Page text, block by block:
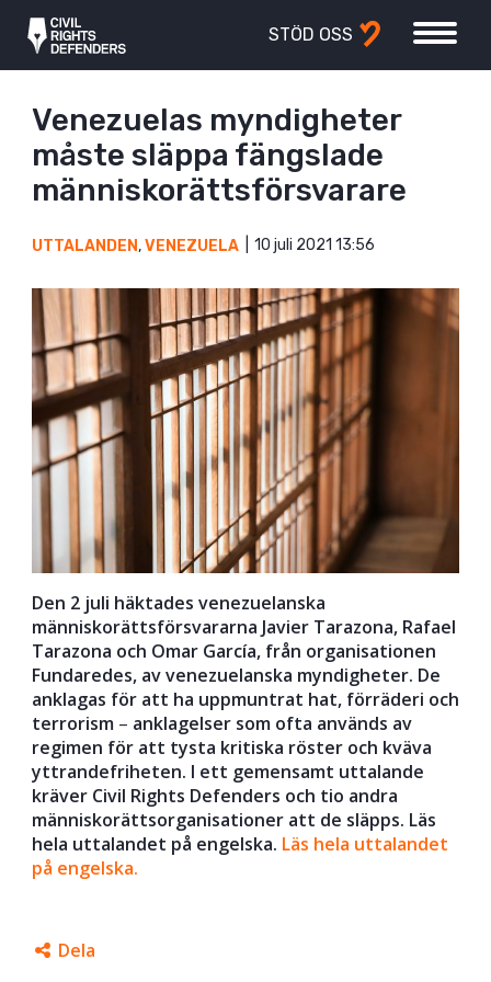
STÖD OSS
Venezuelas myndigheter
måste släppa fängslade
människorättsförsvarare
UTTALANDEN,VENEZUELA 10 juli 2021 13:56
Den 2 juli häktades venezuelanska
människorättsförsvararna Javier Tarazona, Rafael
Tarazona och Omar García, från organisationen
Fundaredes, av venezuelanska myndigheter. De
anklagas för att ha uppmuntrat hat, förräderi och
terrorism – anklagelser som ofta används av
regimen för att tysta kritiska röster och kväva
yttrandefriheten. I ett gemensamt uttalande
kräver Civil Rights Defenders och tio andra
människorättsorganisationer att de släpps. Läs
hela uttalandet på engelska. Läs hela uttalandet
på engelska.
Dela